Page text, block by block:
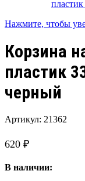
Нажмите, чтобы
Корзина
пластик
черный
Артикул: 21362
620 ₽
В наличии: